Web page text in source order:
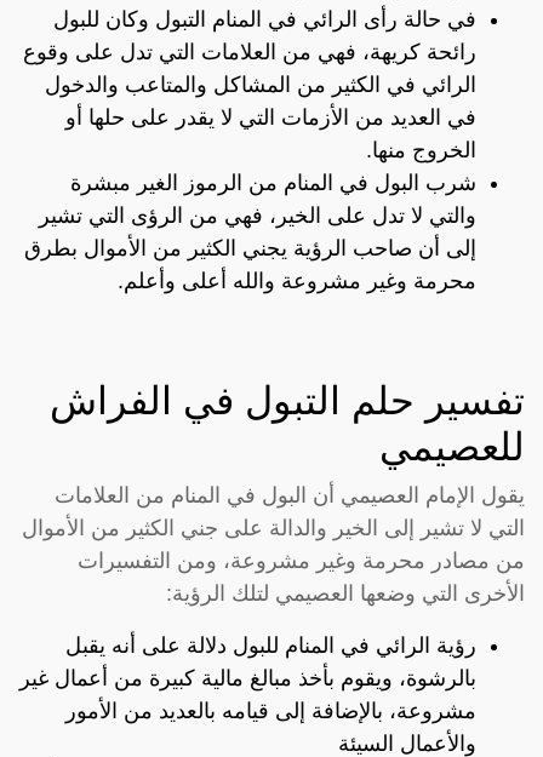
في حالة رأى الرائي في المنام التبول وكان للبول
رائحة كريهة، فهي من العلامات التي تدل على وقوع
الرائي في الكثير من المشاكل والمتاعب والدخول
في العديد من الأزمات التي لا يقدر على حلها أو
الخروج منها.
شرب البول في المنام من الرموز الغير مبشرة
والتي لا تدل على الخير، فهي من الرؤى التي تشير
إلى أن صاحب الرؤية يجني الكثير من الأموال بطرق
محرمة وغير مشروعة والله أعلى وأعلم.
تفسير حلم التبول في الفراش
للعصيمي
يقول الإمام العصيمي أن البول في المنام من العلامات
التي لا تشير إلى الخير والدالة على جني الكثير من الأموال
من مصادر محرمة وغير مشروعة، ومن التفسيرات
الأخرى التي وضعها العصيمي لتلك الرؤية:
رؤية الرائي في المنام للبول دلالة على أنه يقبل
بالرشوة، ويقوم بأخذ مبالغ مالية كبيرة من أعمال غير
مشروعة، بالإضافة إلى قيامه بالعديد من الأمور
والأعمال السيئة